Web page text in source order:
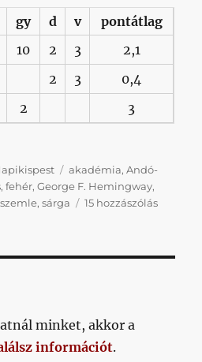
gy d v
pontátlag
10 2 3
2,1
2 3
0,4
2 3
Címke
akadémia,Andó-
,fehér,George F. Hemingway,
,sárga 15 hozzászólás
minket, akkor a
információt.